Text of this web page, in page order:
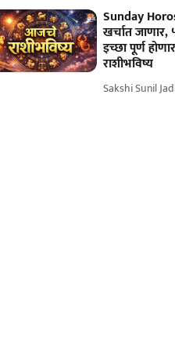
Sunday
खर्चात जाणार,
इच्छा पूर्ण
राशीभविष्य
Sakshi Sunil